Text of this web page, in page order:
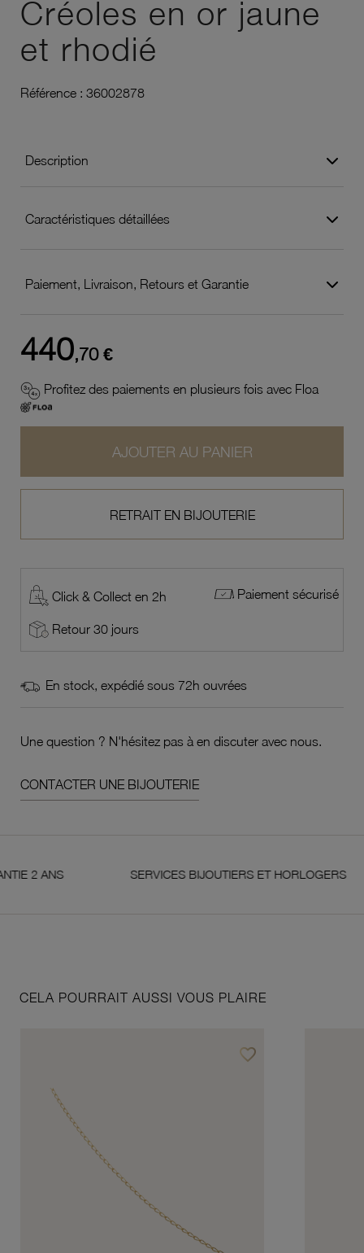
Créoles en or jaune
et rhodié
Référence : 36002878
Description
Caractéristiques détaillées
Paiement, Livraison, Retours et Garantie
440,70 €
Profitez des paiements en plusieurs fois avec Floa
AJOUTER AU PANIER
RETRAIT EN BIJOUTERIE
Click & Collect en 2h Paiement sécurisé
Retour 30 jours
En stock, expédié sous 72h ouvrées
Une question ? N'hésitez pas à en discuter avec nous.
CONTACTER UNE BIJOUTERIE
SERVICES BIJOUTIERS ET HORLOGERS
CELA POURRAIT AUSSI VOUS PLAIRE
favorite_borderAjouter à vos favoris